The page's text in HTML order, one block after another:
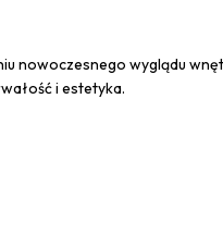
nowoczesnego wyglądu
i estetyka.